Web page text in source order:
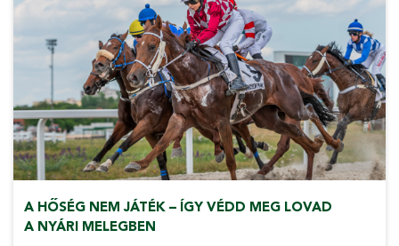
A HŐSÉG NEM JÁTÉK – ÍGY VÉDD MEG LOVAD
A NYÁRI MELEGBEN